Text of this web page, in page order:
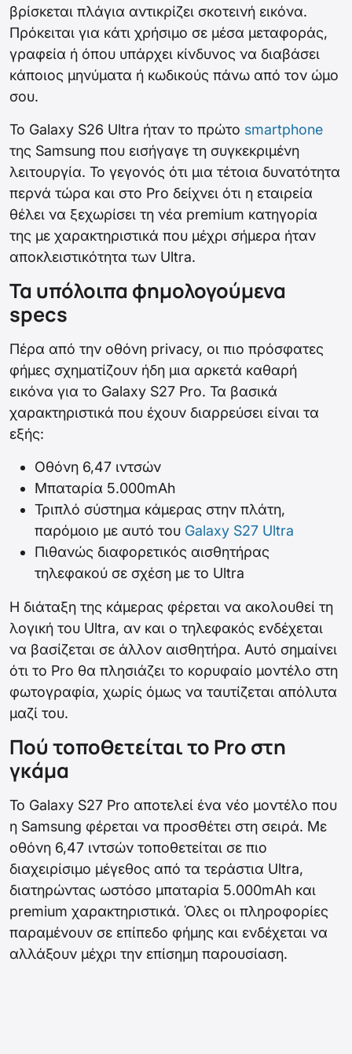
βρίσκεται πλάγια αντικρίζει σκοτεινή εικόνα.
Πρόκειται για κάτι χρήσιμο σε μέσα μεταφοράς,
γραφεία ή όπου υπάρχει κίνδυνος να διαβάσει
κάποιος μηνύματα ή κωδικούς πάνω από τον ώμο
σου.
Το Galaxy S26 Ultra ήταν το πρώτο smartphone
της Samsung που εισήγαγε τη συγκεκριμένη
λειτουργία. Το γεγονός ότι μια τέτοια δυνατότητα
περνά τώρα και στο Pro δείχνει ότι η εταιρεία
θέλει να ξεχωρίσει τη νέα premium κατηγορία
της με χαρακτηριστικά που μέχρι σήμερα ήταν
αποκλειστικότητα των Ultra.
Τα υπόλοιπα φημολογούμενα
specs
Πέρα από την οθόνη privacy, οι πιο πρόσφατες
φήμες σχηματίζουν ήδη μια αρκετά καθαρή
εικόνα για το Galaxy S27 Pro. Τα βασικά
χαρακτηριστικά που έχουν διαρρεύσει είναι τα
εξής:
Οθόνη 6,47 ιντσών
Μπαταρία 5.000mAh
Τριπλό σύστημα κάμερας στην πλάτη,
παρόμοιο με αυτό του Galaxy S27 Ultra
Πιθανώς διαφορετικός αισθητήρας
τηλεφακού σε σχέση με το Ultra
Η διάταξη της κάμερας φέρεται να ακολουθεί τη
λογική του Ultra, αν και ο τηλεφακός ενδέχεται
να βασίζεται σε άλλον αισθητήρα. Αυτό σημαίνει
ότι το Pro θα πλησιάζει το κορυφαίο μοντέλο στη
φωτογραφία, χωρίς όμως να ταυτίζεται απόλυτα
μαζί του.
Πού τοποθετείται το Pro στη
γκάμα
Το Galaxy S27 Pro αποτελεί ένα νέο μοντέλο που
η Samsung φέρεται να προσθέτει στη σειρά. Με
οθόνη 6,47 ιντσών τοποθετείται σε πιο
διαχειρίσιμο μέγεθος από τα τεράστια Ultra,
διατηρώντας ωστόσο μπαταρία 5.000mAh και
premium χαρακτηριστικά. Όλες οι πληροφορίες
παραμένουν σε επίπεδο φήμης και ενδέχεται να
αλλάξουν μέχρι την επίσημη παρουσίαση.